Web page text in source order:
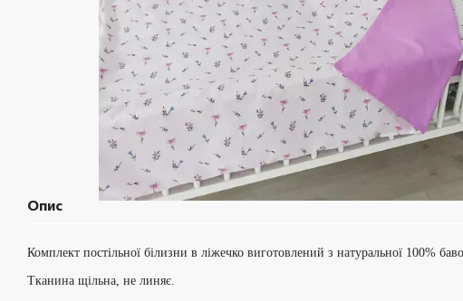
Опис
Комплект постільної білизни в ліжечко виготовлений з натуральної 100%
Тканина щільна, не линяє.